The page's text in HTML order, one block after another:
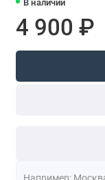
В наличии
4 900 ₽